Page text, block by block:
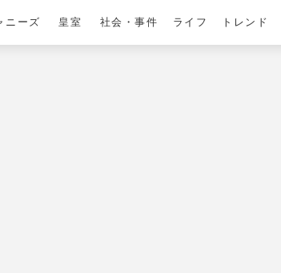
ニーズ 皇室 社会・事件 ライフ トレンド